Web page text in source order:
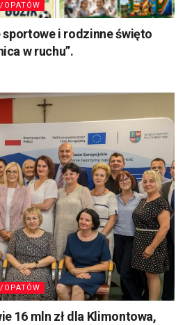
sportowe i rodzinne święto
w ruchu”.
16 mln zł dla Klimontowa,